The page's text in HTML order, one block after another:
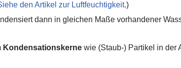
den Artikel zur Luftfeuchtigkeit.)
dann in gleichen Maße vorhandener
Kondensationskerne wie (Staub-) Partikel in der